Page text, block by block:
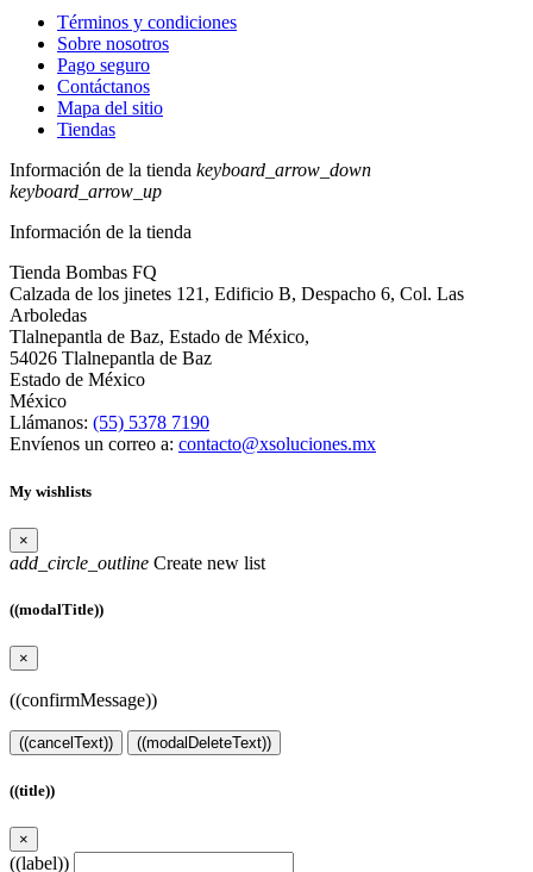
Términos y condiciones
Sobre nosotros
Pago seguro
Contáctanos
Mapa del sitio
Tiendas
Información de la tienda keyboard_arrow_down
keyboard_arrow_up
Información de la tienda
Tienda Bombas FQ
Calzada de los jinetes 121, Edificio B, Despacho 6, Col. Las
Arboledas
Tlalnepantla de Baz, Estado de México,
54026 Tlalnepantla de Baz
Estado de México
México
Llámanos: (55) 5378 7190
Envíenos un correo a: contacto@xsoluciones.mx
My wishlists
×
add_circle_outline Create new list
((modalTitle))
×
((confirmMessage))
((cancelText)) ((modalDeleteText))
((title))
×
((label))